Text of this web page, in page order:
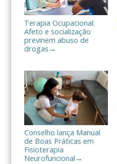
Terapia Ocupacional:
Afeto e socialização
previnem abuso de
drogas →
Conselho lança Manual
de Boas Práticas em
Fisioterapia
Neurofuncional →